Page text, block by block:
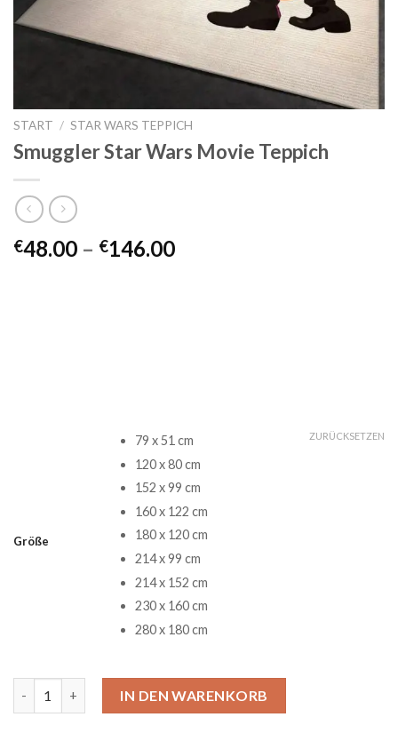
START / STAR WARS TEPPICH
Smuggler Star Wars Movie Teppich
€48.00 – €146.00Preisspanne:
Größe
79 x 51 cm
120 x 80 cm
152 x 99 cm
160 x 122 cm
180 x 120 cm
214 x 99 cm
214 x 152 cm
230 x 160 cm
280 x 180 cm
ZURÜCKSETZEN
IN DEN WARENKORB